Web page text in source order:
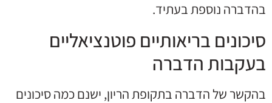
בהדברה נוספת בעתיד.
סיכונים בריאותיים פוטנציאליים
בעקבות הדברה
בהקשר של הדברה בתקופת הריון, ישנם כמה סיכונים